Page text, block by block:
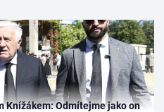
Knížákem: Odmítejme jako on